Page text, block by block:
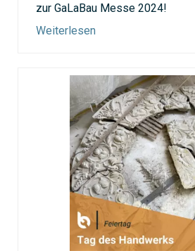
zur GaLaBau Messe 2024!
Weiterlesen